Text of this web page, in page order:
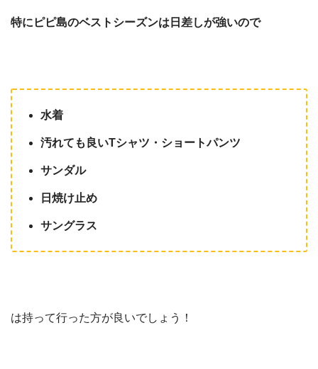
特にピピ島のベストシーズンは日差しが強いので
水着
汚れても良いTシャツ・ショートパンツ
サンダル
日焼け止め
サングラス
は持って行った方が良いでしょう！